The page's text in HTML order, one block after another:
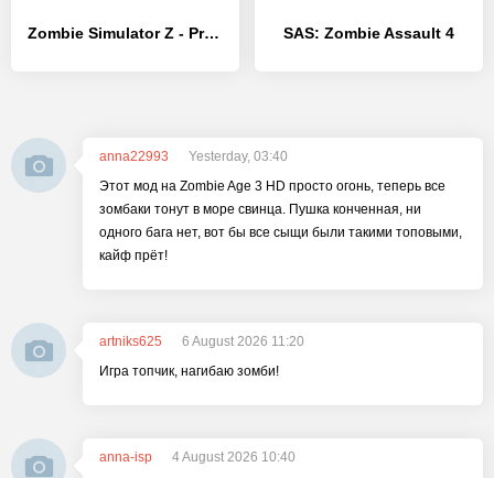
Zombie Simulator Z - Premium SAS: Zombie Assault 4
anna22993
Yesterday, 03:40
Этот мод на Zombie Age 3 HD просто огонь, теперь все
зомбаки тонут в море свинца. Пушка конченная, ни
одного бага нет, вот бы все сыщи были такими топовыми,
кайф прёт!
artniks625
6 August 2026 11:20
Игра топчик, нагибаю зомби!
anna-isp
4 August 2026 10:40